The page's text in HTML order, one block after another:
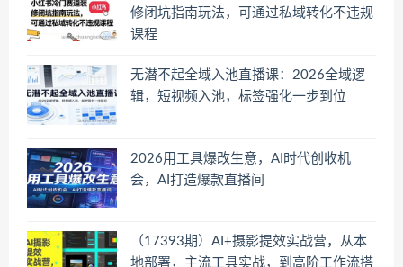
修闭坑指南玩法，可通过私域转化不违规
课程
无潜不起全域入池直播课：2026全域逻
辑，短视频入池，标签强化一步到位
2026用工具爆改生意，AI时代创收机
会，AI打造爆款直播间
（17393期）AI+摄影提效实战营，从本
地部署，主流工具实战，到高阶工作流搭